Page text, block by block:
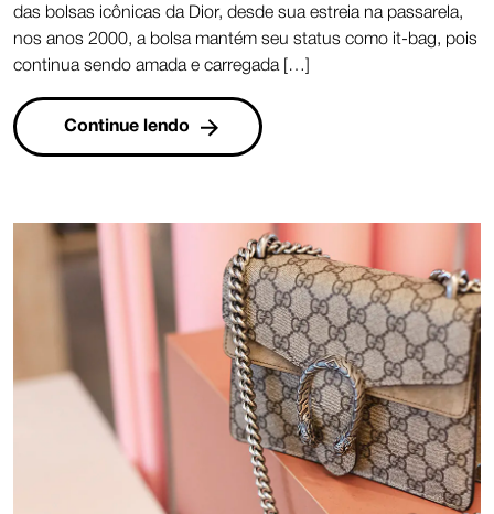
das bolsas icônicas da Dior, desde sua estreia na passarela,
nos anos 2000, a bolsa mantém seu status como it-bag, pois
continua sendo amada e carregada […]
Continue lendo